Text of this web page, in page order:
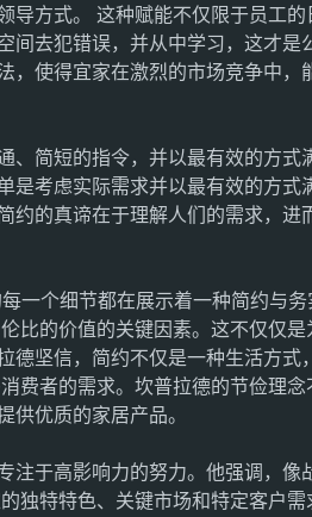
方式。 这种赋能不仅限于员工
去犯错误，并从中学习，这才是
使得宜家在激烈的市场竞争中，
简短的指令，并以最有效的方式
是考虑实际需求并以最有效的方式
的真谛在于理解人们的需求，进
一个细节都在展示着一种简约与
比的价值的关键因素。这不仅仅
坚信，简约不仅是一种生活方式
费者的需求。坎普拉德的节俭理
供优质的家居产品。
注于高影响力的努力。他强调，像
独特特色、关键市场和特定客户